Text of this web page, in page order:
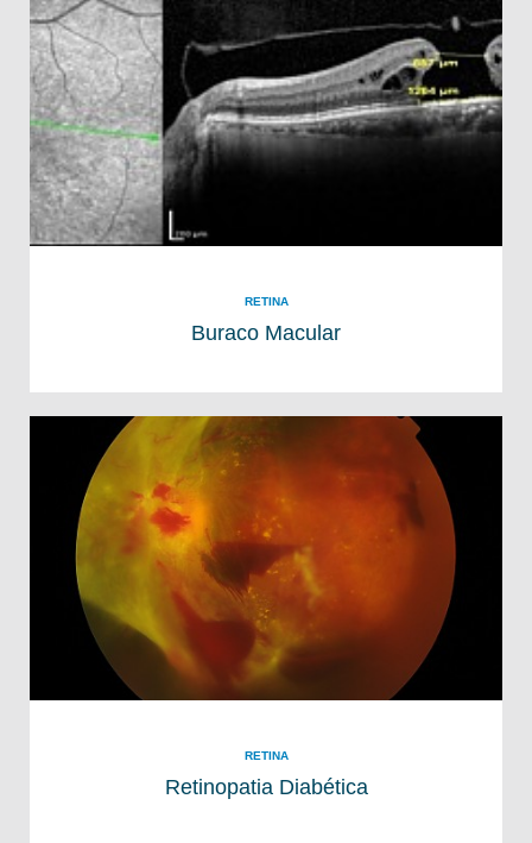
RETINA
Buraco Macular
RETINA
Retinopatia Diabética